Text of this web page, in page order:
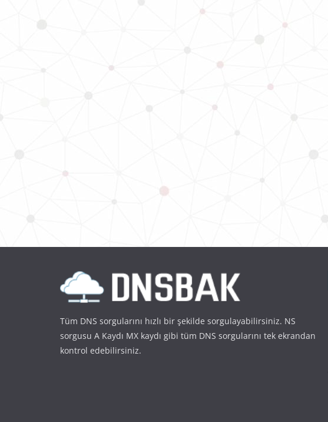
Tüm DNS sorgularını hızlı bir şekilde sorgulayabilirsiniz. NS
sorgusu A Kaydı MX kaydı gibi tüm DNS sorgularını tek ekrandan
kontrol edebilirsiniz.